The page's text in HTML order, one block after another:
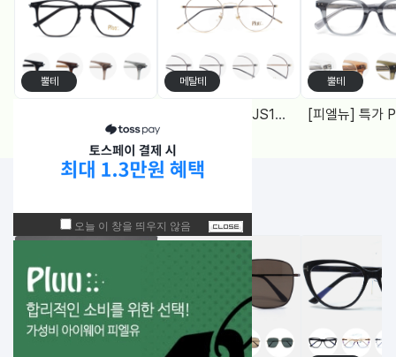
뿔테 메탈테
[피엘유] 특가 PJS1988 (50) 메탈원형, 블루라이트 차단렌즈 2Color
뿔테